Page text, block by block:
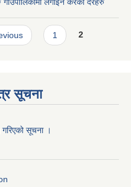
1 2
सूचना
सूचना ।